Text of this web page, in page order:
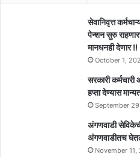
सेवानिवृत्त
पेन्शन सुरु
मानधनही देणार !!
October 1,
सरकारी
हप्ता देण्यास
September
अंगणवाडी
अंगणवाडीतच
November 11,